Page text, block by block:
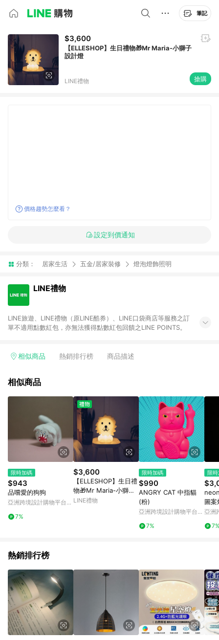
筆記
$3,600
【ELLESHOP】生日禮物🎁Mr Maria-小獅子
設計燈
LINE禮物 搶購
價格趨勢怎麼看？
設定到價通知
分類： 居家生活 五金/居家裝修 燈泡燈飾照明
LINE禮物
LINE旅遊、LINE禮物（原LINE酷券）、LINE口袋商店等服務之訂
單不適用點數紅包，亦無法獲得點數紅包回饋之LINE POINTS。
相似商品 熱銷排行榜 商品描述
相似商品
限時加碼
$943
品嚐愛的狗狗
亞洲跨境設計購物平台
7%
$3,600
【ELLESHOP】生日禮
物🎁Mr Maria-小獅子
設計燈
LINE禮物
限時加碼
$990
ANGRY CAT 中指貓
(粉)
亞洲跨境設計購物平台
7%
限
圖
亞洲
熱銷排行榜